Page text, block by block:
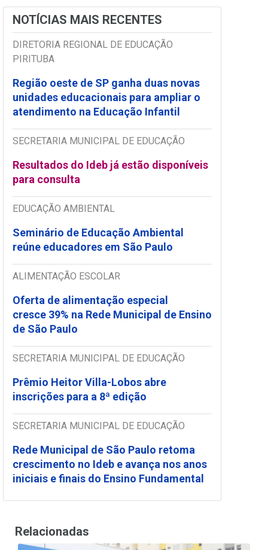
NOTÍCIAS MAIS RECENTES
DIRETORIA REGIONAL DE EDUCAÇÃO
PIRITUBA
Região oeste de SP ganha duas novas
unidades educacionais para ampliar o
atendimento na Educação Infantil
SECRETARIA MUNICIPAL DE EDUCAÇÃO
Resultados do Ideb já estão disponíveis
para consulta
EDUCAÇÃO AMBIENTAL
Seminário de Educação Ambiental
reúne educadores em São Paulo
ALIMENTAÇÃO ESCOLAR
Oferta de alimentação especial
cresce 39% na Rede Municipal de Ensino
de São Paulo
SECRETARIA MUNICIPAL DE EDUCAÇÃO
Prêmio Heitor Villa-Lobos abre
inscrições para a 8ª edição
SECRETARIA MUNICIPAL DE EDUCAÇÃO
Rede Municipal de São Paulo retoma
crescimento no Ideb e avança nos anos
iniciais e finais do Ensino Fundamental
Relacionadas